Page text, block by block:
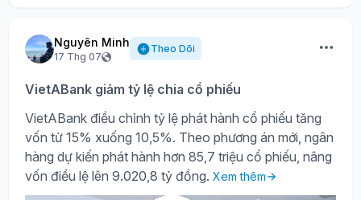
Nguyên Minh
17 Thg 07
Theo Dõi
VietABank giảm tỷ lệ chia cổ phiếu
VietABank điều chỉnh tỷ lệ phát hành cổ phiếu tăng
vốn từ 15% xuống 10,5%. Theo phương án mới, ngân
hàng dự kiến phát hành hơn 85,7 triệu cổ phiếu, nâng
vốn điều lệ lên 9.020,8 tỷ đồng. Xem thêm